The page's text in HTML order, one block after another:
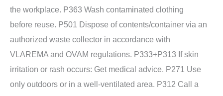
the workplace. P363 Wash contaminated clothing
before reuse. P501 Dispose of contents/container via an
authorized waste collector in accordance with
VLAREMA and OVAM regulations. P333+P313 If skin
irritation or rash occurs: Get medical advice. P271 Use
only outdoors or in a well-ventilated area. P312 Call a